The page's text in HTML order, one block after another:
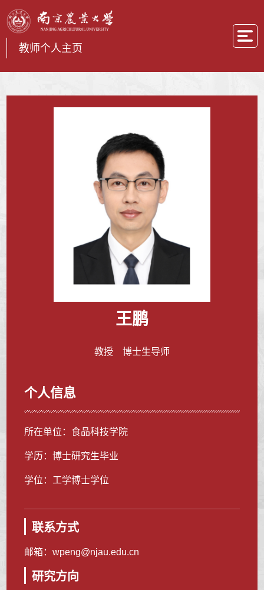
教师个人主页
王鹏
教授 博士生导师
个人信息
所在单位：食品科技学院
学历：博士研究生毕业
学位：工学博士学位
联系方式
邮箱：wpeng@njau.edu.cn
研究方向